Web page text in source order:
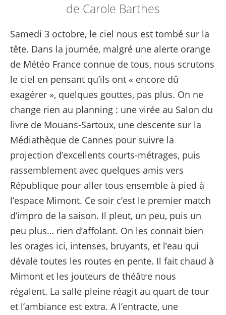
de Carole Barthes
Samedi 3 octobre, le ciel nous est tombé sur la
tête. Dans la journée, malgré une alerte orange
de Météo France connue de tous, nous scrutons
le ciel en pensant qu’ils ont « encore dû
exagérer », quelques gouttes, pas plus. On ne
change rien au planning : une virée au Salon du
livre de Mouans-Sartoux, une descente sur la
Médiathèque de Cannes pour suivre la
projection d’excellents courts-métrages, puis
rassemblement avec quelques amis vers
République pour aller tous ensemble à pied à
l’espace Mimont. Ce soir c’est le premier match
d’impro de la saison. Il pleut, un peu, puis un
peu plus… rien d’affolant. On les connait bien
les orages ici, intenses, bruyants, et l’eau qui
dévale toutes les routes en pente. Il fait chaud à
Mimont et les jouteurs de théâtre nous
régalent. La salle pleine réagit au quart de tour
et l’ambiance est extra. A l’entracte, une